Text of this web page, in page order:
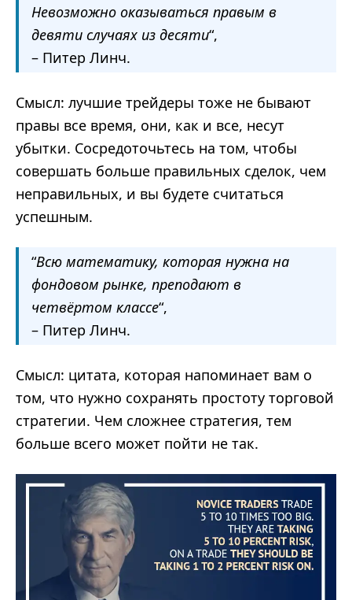
Невозможно оказываться правым в
девяти случаях из десяти“,
– Питер Линч.
Смысл: лучшие трейдеры тоже не бывают
правы все время, они, как и все, несут
убытки. Сосредоточьтесь на том, чтобы
совершать больше правильных сделок, чем
неправильных, и вы будете считаться
успешным.
“Всю математику, которая нужна на
фондовом рынке, преподают в
четвёртом классе“,
– Питер Линч.
Смысл: цитата, которая напоминает вам о
том, что нужно сохранять простоту торговой
стратегии. Чем сложнее стратегия, тем
больше всего может пойти не так.